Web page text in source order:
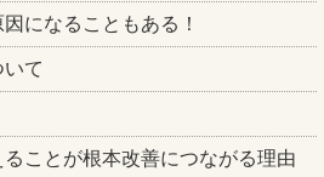
になることもある！
いて
ことが根本改善につながる理由